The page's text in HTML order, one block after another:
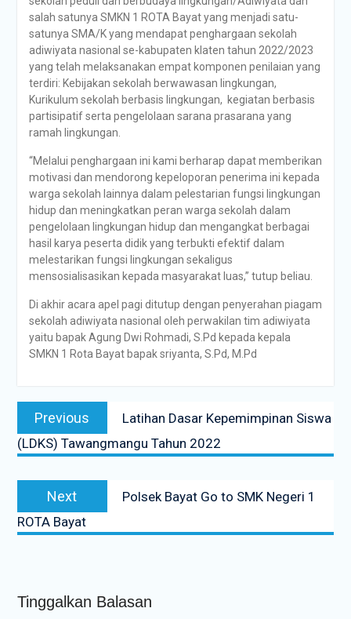
salah satunya SMKN 1 ROTA Bayat yang menjadi satu-
satunya SMA/K yang mendapat penghargaan sekolah
adiwiyata nasional se-kabupaten klaten tahun 2022/2023
yang telah melaksanakan empat komponen penilaian yang
terdiri: Kebijakan sekolah berwawasan lingkungan,
Kurikulum sekolah berbasis lingkungan, kegiatan berbasis
partisipatif serta pengelolaan sarana prasarana yang
ramah lingkungan.
“Melalui penghargaan ini kami berharap dapat memberikan
motivasi dan mendorong kepeloporan penerima ini kepada
warga sekolah lainnya dalam pelestarian fungsi lingkungan
hidup dan meningkatkan peran warga sekolah dalam
pengelolaan lingkungan hidup dan mengangkat berbagai
hasil karya peserta didik yang terbukti efektif dalam
melestarikan fungsi lingkungan sekaligus
mensosialisasikan kepada masyarakat luas,” tutup beliau.
Di akhir acara apel pagi ditutup dengan penyerahan piagam
sekolah adiwiyata nasional oleh perwakilan tim adiwiyata
yaitu bapak Agung Dwi Rohmadi, S.Pd kepada kepala
SMKN 1 Rota Bayat bapak sriyanta, S.Pd, M.Pd
Navigasi
posPrevious
post:
Latihan Dasar Kepemimpinan Siswa
(LDKS) Tawangmangu Tahun 2022
Next
post:
Polsek Bayat Go to SMK Negeri 1
ROTA Bayat
Tinggalkan Balasan